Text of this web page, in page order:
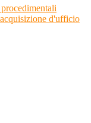
d'ufficio